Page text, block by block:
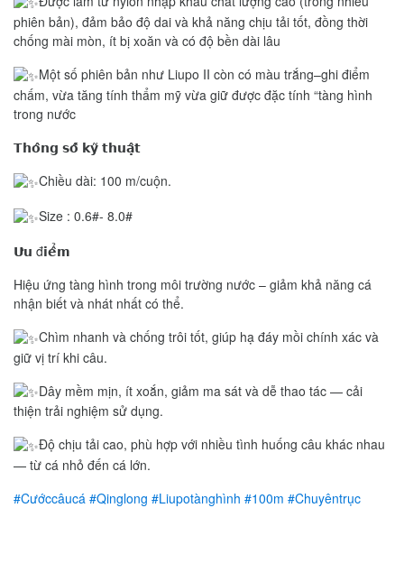
phiên bản), đảm bảo độ dai và khả năng chịu tải tốt, đồng thời
chống mài mòn, ít bị xoăn và có độ bền dài lâu
Một số phiên bản như Liupo II còn có màu trắng–ghi điểm
chấm, vừa tăng tính thẩm mỹ vừa giữ được đặc tính “tàng hình
trong nước
𝗧𝗵𝗼̂𝗻𝗴 𝘀𝗼̂́ 𝗸𝘆̃ 𝘁𝗵𝘂𝗮̣̂𝘁
Chiều dài: 100 m/cuộn.
Size : 0.6#- 8.0#
𝗨̛𝘂 đ𝗶𝗲̂̉𝗺
Hiệu ứng tàng hình trong môi trường nước – giảm khả năng cá
nhận biết và nhát nhất có thể.
Chìm nhanh và chống trôi tốt, giúp hạ đáy mồi chính xác và
giữ vị trí khi câu.
Dây mềm mịn, ít xoắn, giảm ma sát và dễ thao tác — cải
thiện trải nghiệm sử dụng.
Độ chịu tải cao, phù hợp với nhiều tình huống câu khác nhau
— từ cá nhỏ đến cá lớn.
#Cướccâucá #Qinglong #Liupotànghình #100m #Chuyêntrục